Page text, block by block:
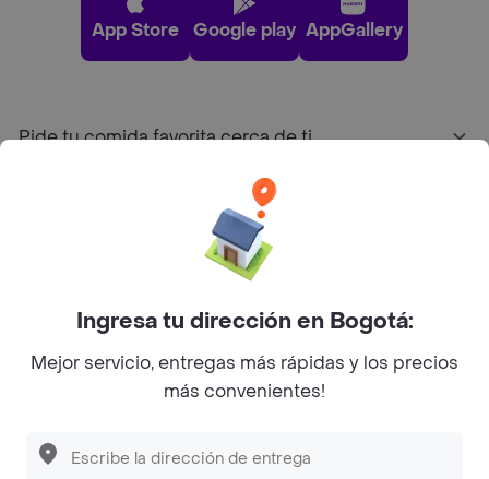
App Store Google play AppGallery
Pide tu comida favorita cerca de ti
Sobre Rappi
Facebook
Twitter
Instagram
©2026Rappi Inc. All rights reserved.
Ingresa tu dirección en Bogotá:
Mejor servicio, entregas más rápidas y los precios
más convenientes!